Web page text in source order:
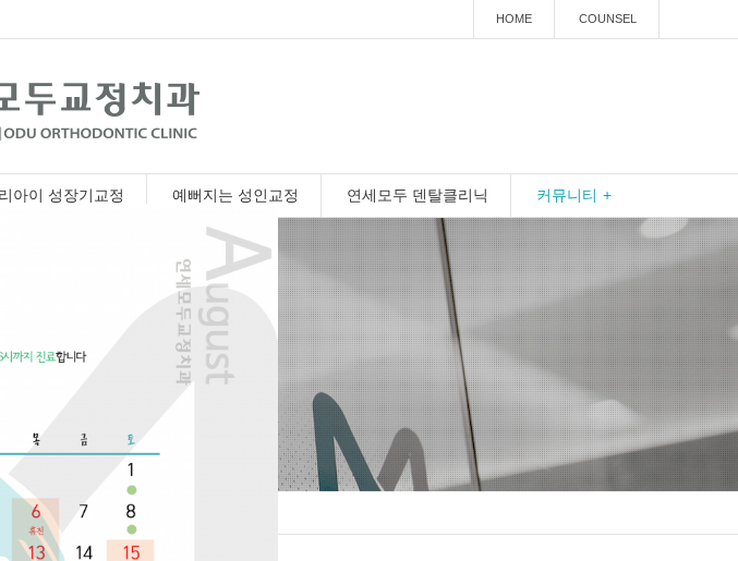
HOME COUNSEL
아이 성장기교정 예뻐지는 성인교정 연세모두 덴탈클리닉 커뮤니티
Q&A 교정 전/후 사진